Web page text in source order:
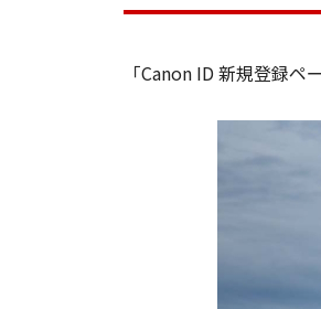
「Canon ID 新規登録ペ